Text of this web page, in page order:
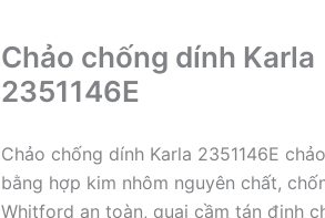
Chảo chống dính Karla
2351146E
Chảo chống dính Karla 2351146E
bằng hợp kim nhôm nguyên chất,
Whitford an toàn, quai cầm tán đinh